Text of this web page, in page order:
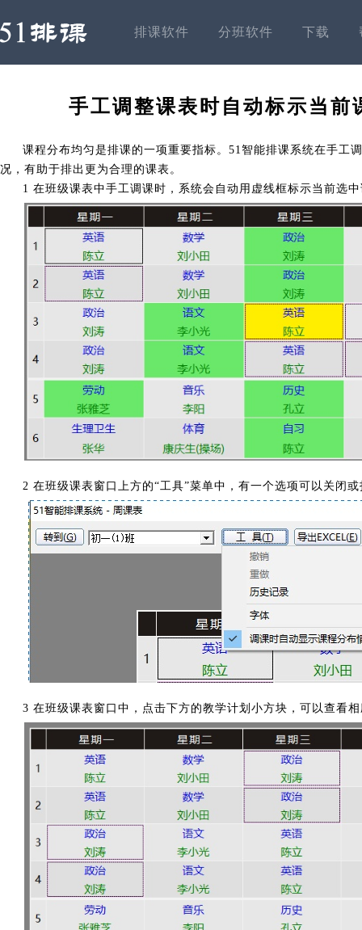
排课软件 分班软件 下载
手工调整课表时自动标示当前
课程分布均匀是排课的一项重要指标。51智能排课系统在手工
况，有助于排出更为合理的课表。
1 在班级课表中手工调课时，系统会自动用虚线框标示当前选
2 在班级课表窗口上方的“工具”菜单中，有一个选项可以关闭
3 在班级课表窗口中，点击下方的教学计划小方块，可以查看